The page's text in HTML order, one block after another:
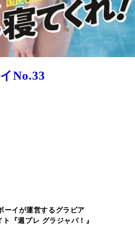
No.33
ーイが運営するグラビア
ト『週プレ グラジャパ！』